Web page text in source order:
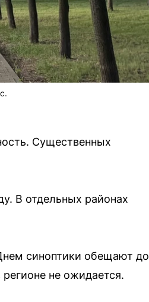
Существенных
В отдельных районах
синоптики обещают до
не ожидается.